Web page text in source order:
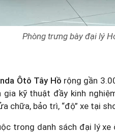
Phòng trưng bày đại lý
Ôtô Tây Hồ rộng gần
gia kỹ thuật đầy kinh
chữa, bảo trì, “độ” xe tại
trong danh sách đại lý xe